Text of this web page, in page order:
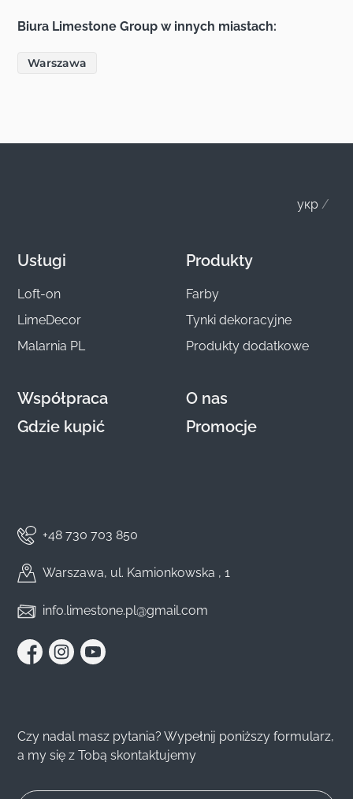
Biura Limestone Group w innych miastach:
Warszawa
укр
Usługi
Loft-on
LimeDecor
Malarnia PL
Produkty
Farby
Tynki dekoracyjne
Produkty dodatkowe
Współpraca
O nas
Gdzie kupić
Promocje
+48 730 703 850
Warszawa, ul. Kamionkowska , 1
info.limestone.pl@gmail.com
Czy nadal masz pytania? Wypełnij poniższy formularz,
a my się z Tobą skontaktujemy